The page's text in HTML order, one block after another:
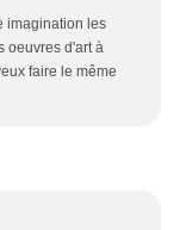
imagination les
oeuvres d'art à
faire le même